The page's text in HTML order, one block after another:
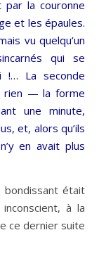
par la couronne
et les épaules.
vu quelqu’un
qui se
!… La seconde
rien — la forme
une minute,
et, alors qu’ils
en avait plus
bondissant était
à la
ce dernier suite